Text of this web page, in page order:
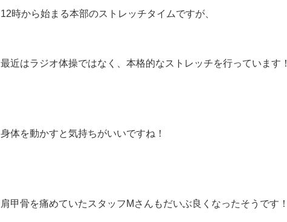
12時から始まる本部のストレッチタイムですが、
最近はラジオ体操ではなく、本格的なストレッチを行っています！
身体を動かすと気持ちがいいですね！
肩甲骨を痛めていたスタッフMさんもだいぶ良くなったそうです！